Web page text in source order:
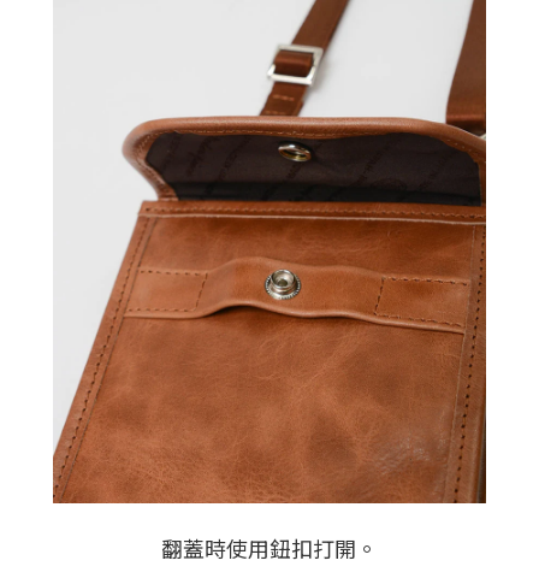
翻蓋時使用鈕扣打開。